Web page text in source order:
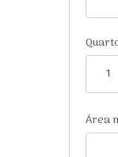
1
Área